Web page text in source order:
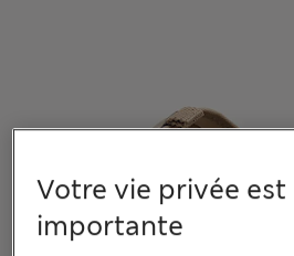
Votre vie privée est
importante